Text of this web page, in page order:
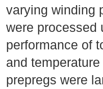
varying winding
were processed
performance of
and
prepregs were